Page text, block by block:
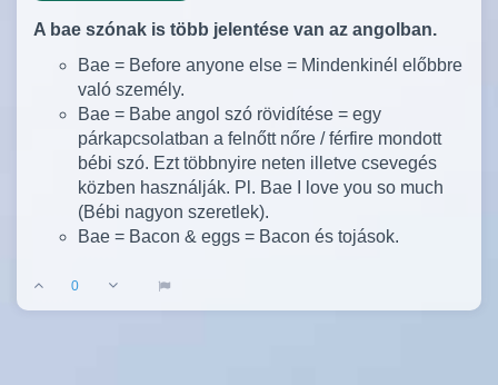
A bae szónak is több jelentése van az angolban.
Bae = Before anyone else = Mindenkinél előbbre
való személy.
Bae = Babe angol szó rövidítése = egy
párkapcsolatban a felnőtt nőre / férfire mondott
bébi szó. Ezt többnyire neten illetve csevegés
közben használják. Pl. Bae I love you so much
(Bébi nagyon szeretlek).
Bae = Bacon & eggs = Bacon és tojások.
0